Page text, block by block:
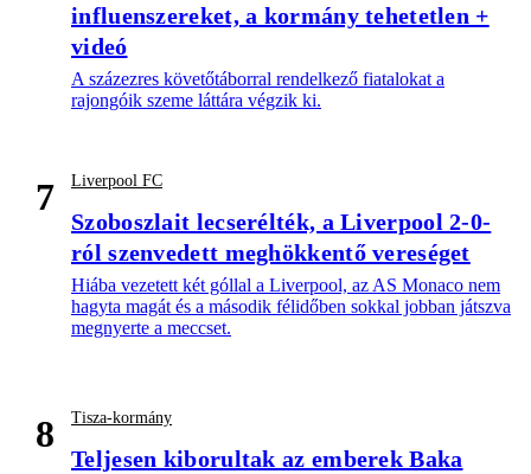
influenszereket, a kormány tehetetlen +
videó
A százezres követőtáborral rendelkező fiatalokat a
rajongóik szeme láttára végzik ki.
7 Liverpool FC
Szoboszlait lecserélték, a Liverpool 2-0-
ról szenvedett meghökkentő vereséget
Hiába vezetett két góllal a Liverpool, az AS Monaco nem
hagyta magát és a második félidőben sokkal jobban játszva
megnyerte a meccset.
8 Tisza-kormány
Teljesen kiborultak az emberek Baka